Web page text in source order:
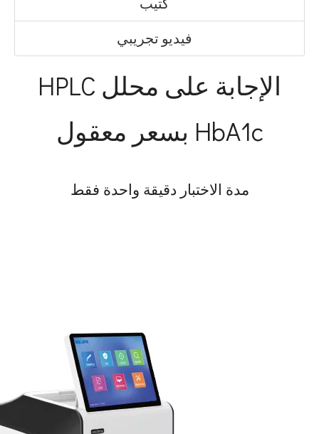
فيديو تجريبي
الإجابة على محلل HPLC
HbA1c بسعر معقول
مدة الاختبار دقيقة واحدة فقط